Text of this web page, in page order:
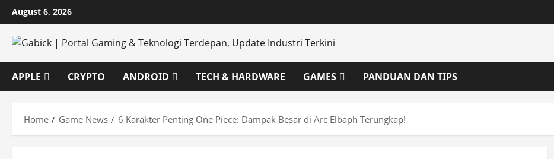
Skip
to
content
August 6, 2026
APPLE CRYPTO ANDROID TECH & HARDWARE GAMES PANDUAN DAN TIPS
Home Game News 6 Karakter Penting One Piece: Dampak Besar di Arc Elbaph Terungkap!